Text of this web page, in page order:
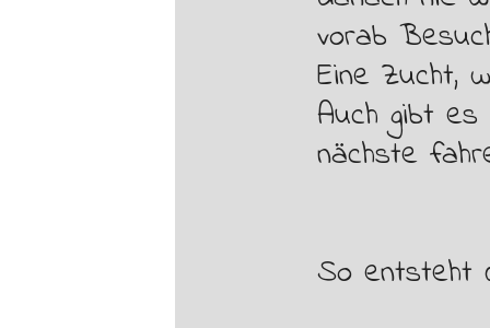
vorab
Eine Zucht,
Auch gibt
nächste
So entsteht